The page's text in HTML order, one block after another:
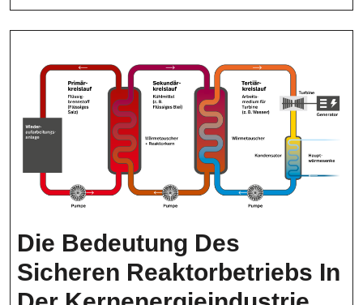
Die Bedeutung Des
Sicheren Reaktorbetriebs In